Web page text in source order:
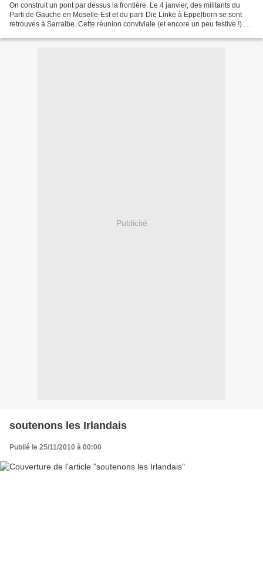
On construit un pont par dessus la frontière. Le 4 janvier, des militants du
Parti de Gauche en Moselle-Est et du parti Die Linke à Eppelborn se sont
retrouvés à Sarralbe. Cette réunion conviviale (et encore un peu festive !) a
Publicité
soutenons les Irlandais
Publié le 25/11/2010 à 00:00